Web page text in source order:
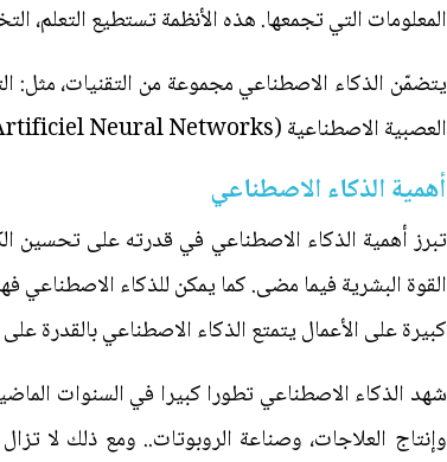
المعلومات التي تجمعها. هذه الأنظمة تستطيع التعلم،
العصبية الاصطناعية (Artificiel Neural Networks).
أهمية الذكاء الاصطناعي
تبرز أهمية الذكاء الاصطناعي في قدرته على تحسين
القوة البشرية فيما مضى. كما يمكن للذكاء الاصطناعي
كبيرة على الأعمال يتمتع الذكاء الاصطناعي بالقدرة
شهد الذكاء الاصطناعي تطورا كبيرا في السنوات
وإنتاج العلاجات، وصناعة الروبوتات.. ومع ذلك لا